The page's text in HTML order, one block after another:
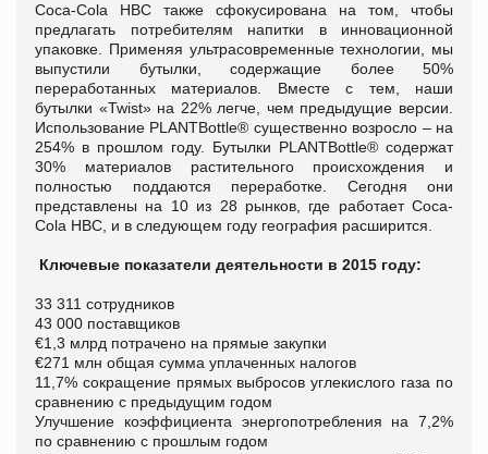
Coca-Cola HBC также сфокусирована на том, чтобы
предлагать потребителям напитки в инновационной
упаковке. Применяя ультрасовременные технологии, мы
выпустили бутылки, содержащие более 50%
переработанных материалов. Вместе с тем, наши
бутылки «Twist» на 22% легче, чем предыдущие версии.
Использование PLANTBottle® существенно возросло – на
254% в прошлом году. Бутылки PLANTBottle® содержат
30% материалов растительного происхождения и
полностью поддаются переработке. Сегодня они
представлены на 10 из 28 рынков, где работает Coca-
Cola HBC, и в следующем году география расширится.
Ключевые показатели деятельности в 2015 году:
33 311 сотрудников
43 000 поставщиков
€1,3 млрд потрачено на прямые закупки
€271 млн общая сумма уплаченных налогов
11,7% сокращение прямых выбросов углекислого газа по
сравнению с предыдущим годом
Улучшение коэффициента энергопотребления на 7,2%
по сравнению с прошлым годом